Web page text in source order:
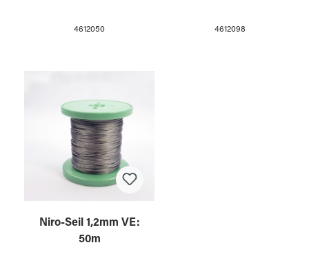
4612050 4612098
Niro-Seil 1,2mm VE:
50m